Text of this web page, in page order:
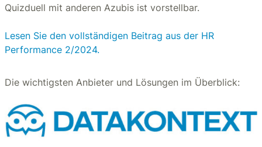
Quizduell mit anderen Azubis ist vorstellbar.
Lesen Sie den vollständigen Beitrag aus der HR
Performance 2/2024.
Die wichtigsten Anbieter und Lösungen im Überblick: